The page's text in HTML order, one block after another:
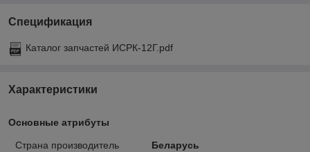
Спецификация
Каталог запчастей ИСРК-12Г.pdf
Характеристики
Основные атрибуты
Страна производитель
Беларусь